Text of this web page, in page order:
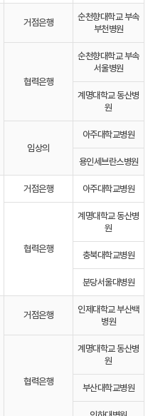
거점은행
순천향대학교 부속
부천병원
협력은행
순천향대학교 부속
서울병원
계명대학교 동산병
원
임상의
아주대학교병원
용인세브란스병원
거점은행 아주대학교병원
협력은행
계명대학교 동산병
원
충북대학교병원
분당서울대병원
거점은행
인제대학교 부산백
병원
협력은행
계명대학교 동산병
원
부산대학교병원